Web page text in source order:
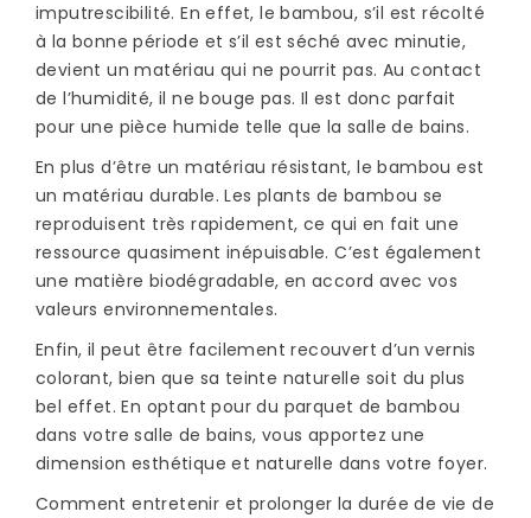
imputrescibilité. En effet, le bambou, s’il est récolté
à la bonne période et s’il est séché avec minutie,
devient un matériau qui ne pourrit pas. Au contact
de l’humidité, il ne bouge pas. Il est donc parfait
pour une pièce humide telle que la salle de bains.
En plus d’être un matériau résistant, le bambou est
un matériau durable. Les plants de bambou se
reproduisent très rapidement, ce qui en fait une
ressource quasiment inépuisable. C’est également
une matière biodégradable, en accord avec vos
valeurs environnementales.
Enfin, il peut être facilement recouvert d’un vernis
colorant, bien que sa teinte naturelle soit du plus
bel effet. En optant pour du parquet de bambou
dans votre salle de bains, vous apportez une
dimension esthétique et naturelle dans votre foyer.
Comment entretenir et prolonger la durée de vie de